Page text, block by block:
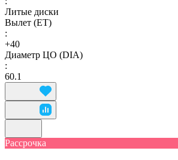
Литые диски
Вылет (ET)
:
+40
Диаметр ЦО (DIA)
:
60.1
Рассрочка